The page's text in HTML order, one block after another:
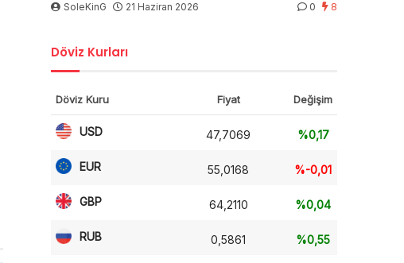
SoleKinG 21 Haziran 2026 0 8
Döviz Kurları
Döviz Kuru Fiyat Değişim
USD 47,7069 %0,17
EUR 55,0168 %-0,01
GBP 64,2110 %0,04
RUB 0,5861 %0,55